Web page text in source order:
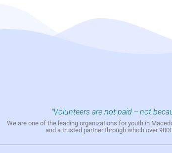
"Volunteers are not paid -- not
We are one of the leading organizations for youth in
and a trusted partner through which over